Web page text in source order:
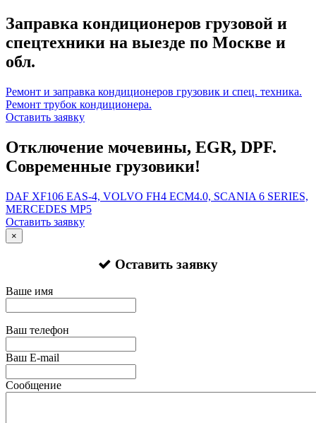
Заправка кондиционеров грузовой и
спецтехники на выезде по Москве и
обл.
Ремонт и заправка кондиционеров грузовик и спец. техника.
Ремонт трубок кондиционера.
Оставить заявку
Отключение мочевины, EGR, DPF.
Современные грузовики!
DAF XF106 EAS-4, VOLVO FH4 ECM4.0, SCANIA 6 SERIES,
MERCEDES MP5
Оставить заявку
×
Оставить заявку
Ваше имя
Ваш телефон
Ваш E-mail
Сообщение